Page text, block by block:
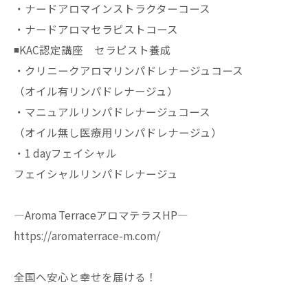
・ナードアロマインストラクターコース
・ナードアロマセラピストコース
◾️KAC認定講座 セラピスト養成
・クリニークアロマリンパドレナージュコース
（オイル有リンパドレナージュ）
・マニュアルリンパドレナージュコース
（オイル無し医療用リンパドレナージュ）
・1 dayフェイシャル
フェイシャルリンパドレナージュ
—Aroma TerraceアロマテラスHP—
https://aromaterrace-m.com/
全国へ安心と幸せを届ける！